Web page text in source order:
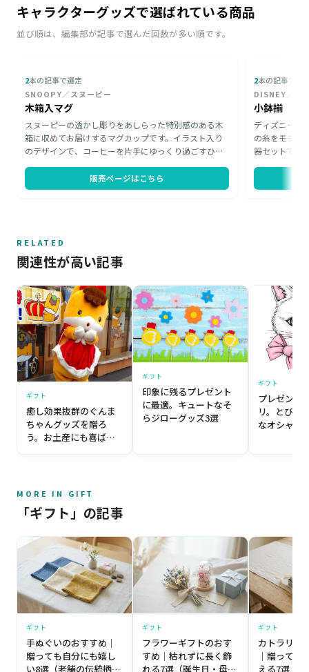
キャラクターグッズで選ばれている商品
並び順は、編集部が記事で選んだ回数が多い順です。
2本の記事で選定
SNOOPY／スヌーピー
木箱入マグ
スヌーピーの透かし彫りをあしらった特別感のある木
箱に収めてお届けするマグカップです。イラスト入り
のデザインで、コーヒーを片手にゆっくり過ごすひと
まま手渡せる仕立ては、誕生日やクリスマスのちょっ
とした贈り物にふさわしい一品です。
販売ページはこちら
2本の記事で選
DISNEY／デ
小鉢揃
ディズニーの
の糸をモチー
器セットです
の贈り物とし
RELATED
関連性が高い記事
ギフト
癒し効果抜群のぐんま
ちゃんグッズを贈ろ
う。お土産にも喜ばれ
ギフト
印象に残るプレゼント
に最適。キュートなそ
らジローグッズ3選
ギフト
プレゼント
リ。とびっ
なオシャレ
MORE IN GIFT
「ギフト」の記事
ギフト
手ぬぐいのおすすめ｜
贈っても自分にも嬉し
い8選（老舗の伝統柄か
ギフト
フラワーギフトのおす
すめ｜枯れずに長く飾
れる7選（誕生日・母の
ギフト
カトラリー
｜贈っても
える7選（